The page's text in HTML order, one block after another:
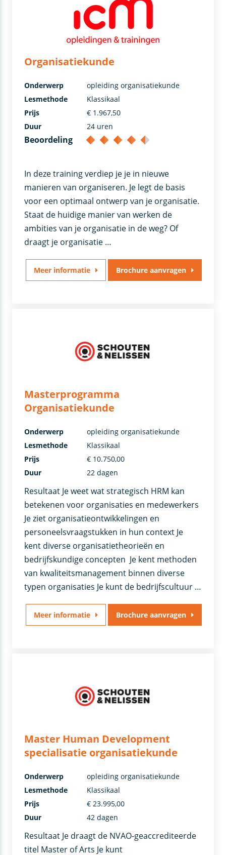
Organisatiekunde
In deze training verdiep je je in nieuwe
manieren van organiseren. Je legt de basis
voor een optimaal ontwerp van je organisatie.
Staat de huidige manier van werken de
ambities van je organisatie in de weg? Of
draagt je organisatie …
Onderwerp
opleiding organisatiekunde
Lesmethode
Klassikaal
Prijs
€ 1.967,50
Duur
24 uren
Beoordeling
Meer informatie Brochure aanvragen
Masterprogramma
Organisatiekunde
Resultaat Je weet wat strategisch HRM kan
betekenen voor organisaties en medewerkers
Je ziet organisatieontwikkelingen en
personeelsvraagstukken in hun context Je
kent diverse organisatietheorieën en
bedrijfskundige concepten Je kent methoden
van kwaliteitsmanagement binnen diverse
typen organisaties Je kunt de bedrijfscultuur …
Onderwerp
opleiding organisatiekunde
Lesmethode
Klassikaal
Prijs
€ 10.750,00
Duur
22 dagen
Meer informatie Brochure aanvragen
Master Human Development
specialisatie organisatiekunde
Resultaat Je draagt de NVAO-geaccrediteerde
titel Master of Arts Je kunt
Onderwerp
opleiding organisatiekunde
Lesmethode
Klassikaal
Prijs
€ 23.995,00
Duur
42 dagen